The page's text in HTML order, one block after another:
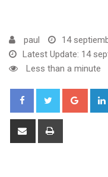
paul
14
Latest Update: 14
Less than a minute
Share